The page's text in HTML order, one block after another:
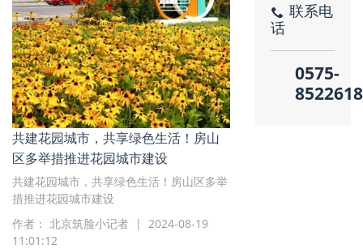
共建花园城市，共享绿色生活！房山
区多举措推进花园城市建设
共建花园城市，共享绿色生活！房山区多举
措推进花园城市建设
作者： 北京筑脸小记者 | 2024-08-19
11:01:12
联系电
话
0575-